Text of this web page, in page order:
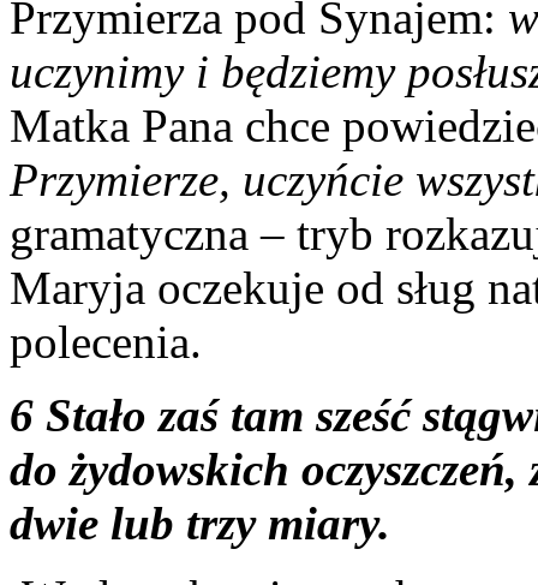
Przymierza pod Synajem:
uczynimy i będziemy
Matka Pana chce
Przymierze, uczyńcie
gramatyczna – tryb
Maryja oczekuje od sług
polecenia.
6 Stało zaś tam sześć
do żydowskich
dwie lub trzy miary.